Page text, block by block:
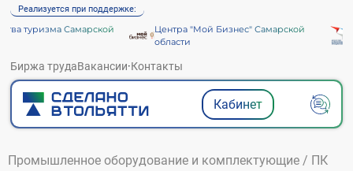
Реализуется при поддержке:
туризма Самарской
Центра "Мой Бизнес" Самарской
области
Биржа трудаВакансии·Контакты
Кабинет
Промышленное оборудование и комплектующие / ПК